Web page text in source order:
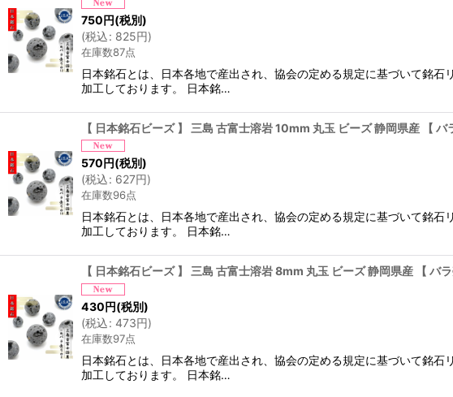
750円(税別)
(税込: 825円)
在庫数87点
日本銘石とは、日本各地で産出され、協会の定める規定に基づいて銘
加工しております。 日本銘…
【 日本銘石ビーズ 】 三島 古富士溶岩 10mm 丸玉 ビーズ 静岡県産 【
570円(税別)
(税込: 627円)
在庫数96点
日本銘石とは、日本各地で産出され、協会の定める規定に基づいて銘
加工しております。 日本銘…
【 日本銘石ビーズ 】 三島 古富士溶岩 8mm 丸玉 ビーズ 静岡県産 【
430円(税別)
(税込: 473円)
在庫数97点
日本銘石とは、日本各地で産出され、協会の定める規定に基づいて銘
加工しております。 日本銘…